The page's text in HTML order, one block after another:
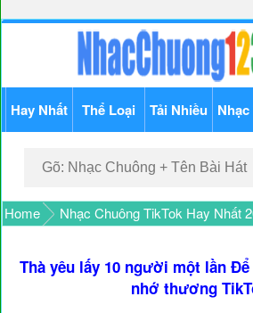
Hay Nhất Thể Loại Tải Nhiều
Home Nhạc Chuông TikTok Hay Nhất
Thà yêu lấy 10 người một lần
nhớ thương